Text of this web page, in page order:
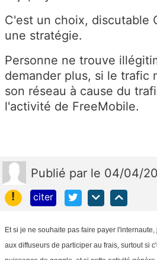
C'est un choix, discutable
une stratégie.
Personne ne trouve
demander plus, si le trafic
son réseau à cause du
l'activité de FreeMobile.
Publié par le 04/04/
!
citer
Et si je ne souhaite pas faire payer
aux diffuseurs de participer au frais, surtout si